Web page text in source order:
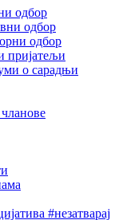
одбор
одбор
одбор
пријатељи
о сарадњи
#незатварај